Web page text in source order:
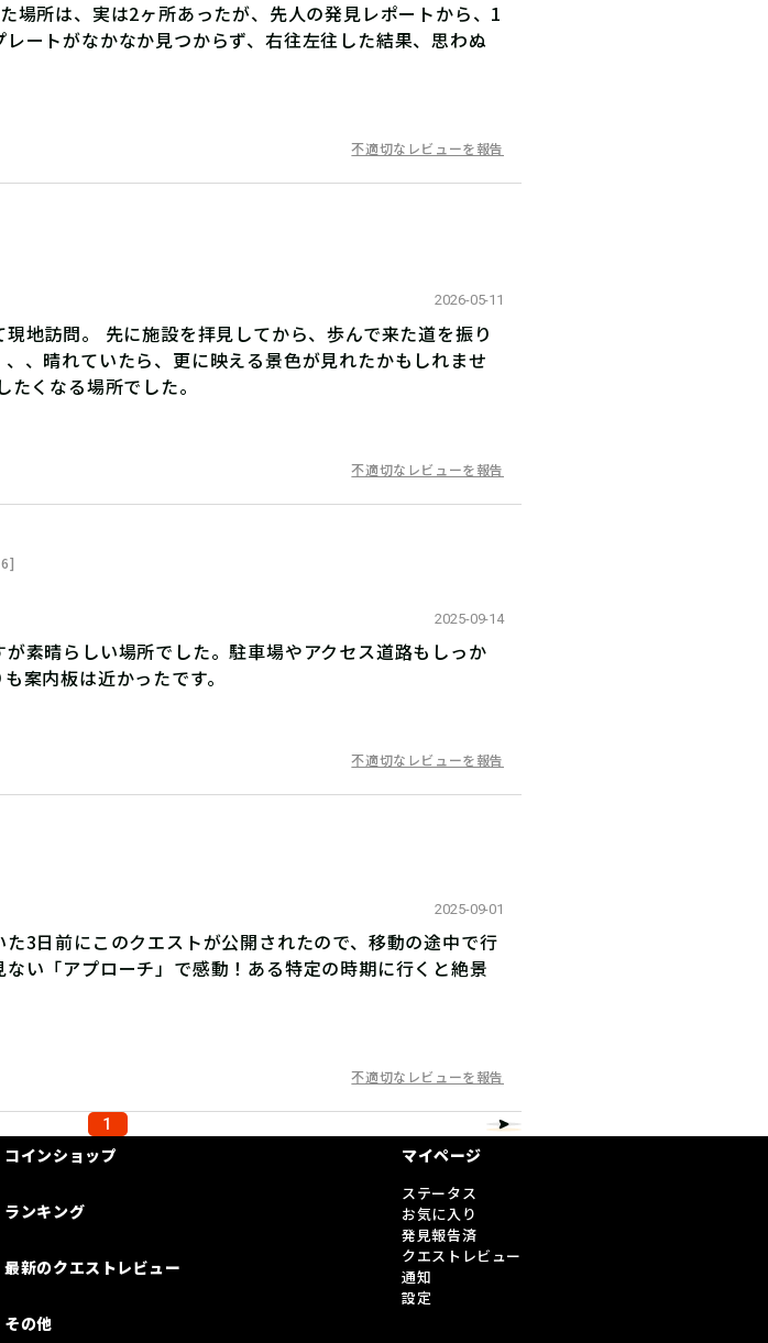
場所は、実は2ヶ所あったが、先人の発見レポートから、1
ートがなかなか見つからず、右往左往した結果、思わぬ
不適切なレビューを報告
2026-05-11
地訪問。 先に施設を拝見してから、歩んで来た道を振り
、晴れていたら、更に映える景色が見れたかもしれませ
くなる場所でした。
不適切なレビューを報告
2025-09-14
素晴らしい場所でした。駐車場やアクセス道路もしっか
案内板は近かったです。
不適切なレビューを報告
2025-09-01
3日前にこのクエストが公開されたので、移動の途中で行
い「アプローチ」で感動！ある特定の時期に行くと絶景
不適切なレビューを報告
1
コインショップ
ランキング
最新のクエストレビュー
その他
マイページ
ステータス
お気に入り
発見報告済
クエストレビュー
通知
設定